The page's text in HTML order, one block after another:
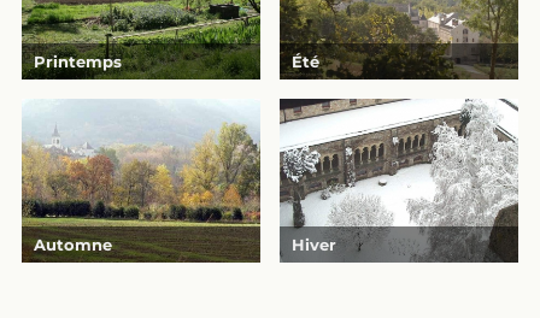
Printemps Été
Automne Hiver